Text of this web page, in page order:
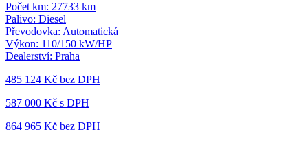
Počet km: 27733 km
Palivo: Diesel
Převodovka: Automatická
Výkon: 110/150 kW/HP
Dealerství: Praha
485 124 Kč bez DPH
587 000 Kč s DPH
864 965 Kč bez DPH